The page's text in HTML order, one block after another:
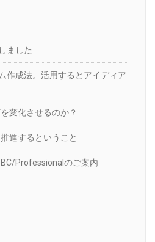
ました
作成法。活用するとアイディア
変化させるのか？
進するということ
BC/Professionalのご案内